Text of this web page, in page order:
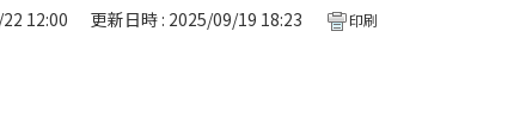
12:00 更新日時 : 2025/09/19 18:23 印刷